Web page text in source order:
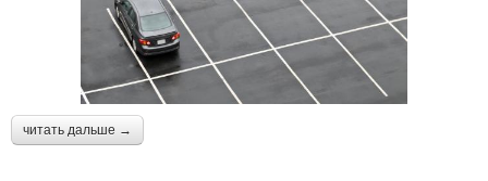
читать дальше →